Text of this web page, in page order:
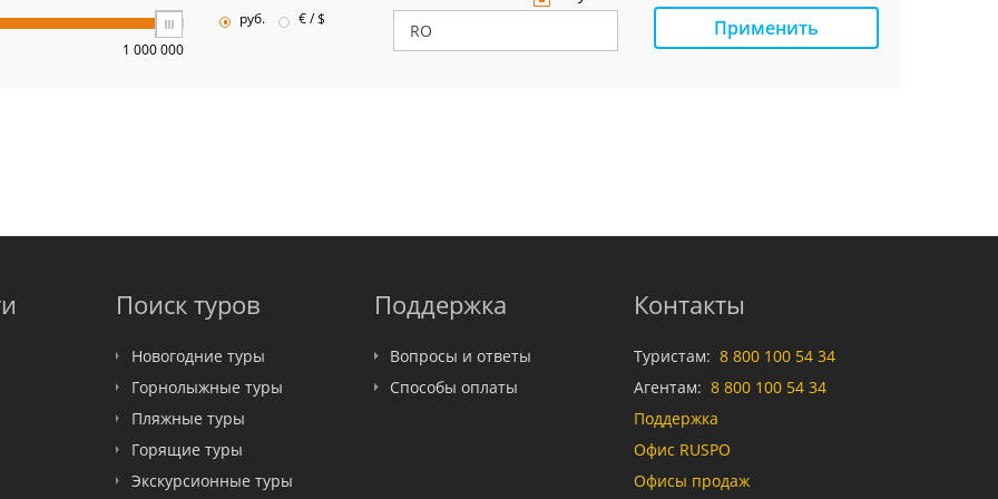
1 000 000
руб.
€ / $ Применить
Поиск туров
Новогодние туры
Горнолыжные туры
Пляжные туры
Горящие туры
Экскурсионные туры
Поддержка
Вопросы и ответы
Способы оплаты
Контакты
Туристам: 8 800 100 54 34
Агентам: 8 800 100 54 34
Поддержка
Офис RUSPO
Офисы продаж